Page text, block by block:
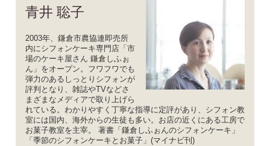
青井 聡子
2003年、鎌倉市農協連即売所
内にシフォンケーキ専門店「市
場のケーキ屋さん 鎌倉しふぉ
ん」をオープン。フワフワでも
弾力のあるしっとりシフォンが
評判となり、雑誌やTVなどさ
まざまなメディアで取り上げら
れている。わかりやすく丁寧な指導に定評があり、シフォン教
室には国内、海外からの生徒も多い。お店の近くにある工房で
お菓子教室を主宰。 著書「鎌倉しふぉんのシフォンケーキ」
「季節のシフォンケーキとお菓子」(マイナビ刊)